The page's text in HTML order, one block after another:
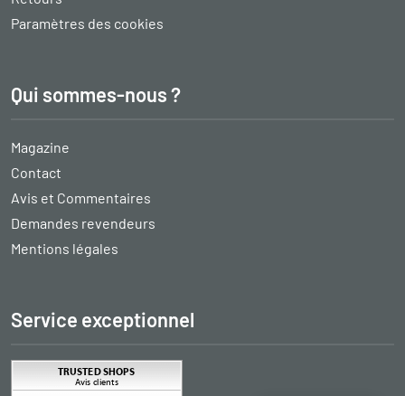
Paramètres des cookies
Qui sommes-nous ?
Magazine
Contact
Avis et Commentaires
Demandes revendeurs
Mentions légales
Service exceptionnel